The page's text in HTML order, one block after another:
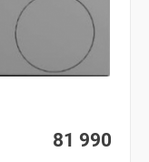
81 990